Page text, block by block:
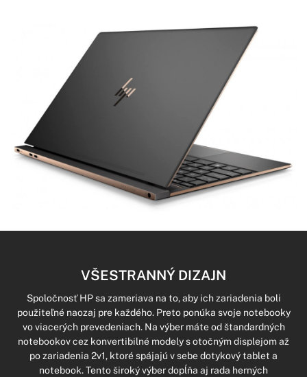
VŠESTRANNÝ DIZAJN
Spoločnosť HP sa zameriava na to, aby ich zariadenia boli
použiteľné naozaj pre každého. Preto ponúka svoje notebooky
vo viacerých prevedeniach. Na výber máte od štandardných
notebookov cez konvertibilné modely s otočným displejom až
po zariadenia 2v1, ktoré spájajú v sebe dotykový tablet a
notebook. Tento široký výber dopĺňa aj rada herných